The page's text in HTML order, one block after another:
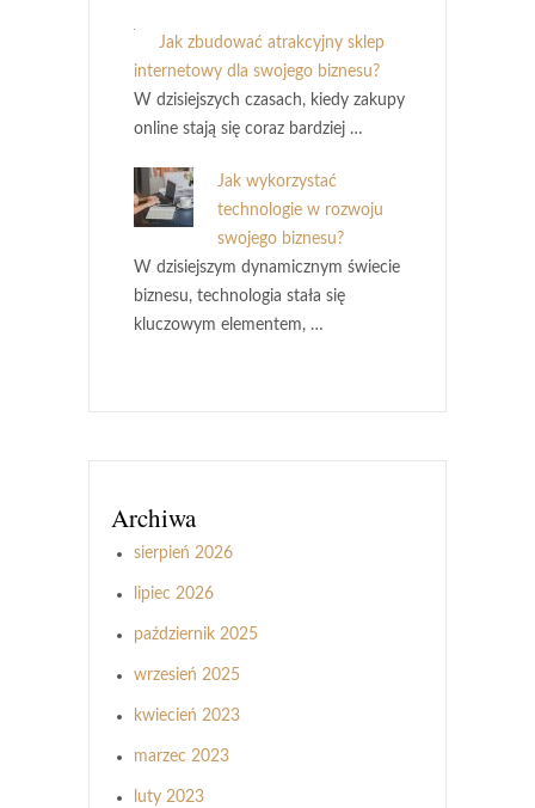
Jak zbudować atrakcyjny sklep
internetowy dla swojego biznesu?
W dzisiejszych czasach, kiedy zakupy
online stają się coraz bardziej …
Jak wykorzystać
technologie w rozwoju
swojego biznesu?
W dzisiejszym dynamicznym świecie
biznesu, technologia stała się
kluczowym elementem, …
Archiwa
sierpień 2026
lipiec 2026
październik 2025
wrzesień 2025
kwiecień 2023
marzec 2023
luty 2023